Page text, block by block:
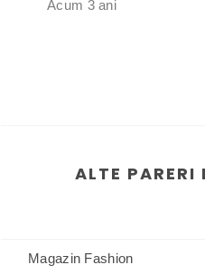
Acum 3 ani
ALTE PARERI
Magazin Fashion